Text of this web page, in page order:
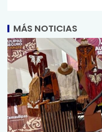
MÁS NOTICIAS